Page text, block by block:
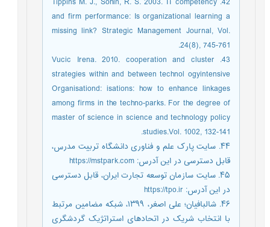
and firm performance: Is organizational learning a
missing link? Strategic Management Journal, Vol.
24(8), 745-761.
43. Vucic Irena. 2010. cooperation and cluster
strategies within and between technol ogyintensive
Organisationd: isations: how to enhance linkages
among firms in the techno-parks. For the degree of
master of science in science and technology policy
studies.Vol. 1002, 132-141.
۴۴. سایت پارک علم و فناوری دانشگاه تربیت مدرس،
قابل دسترسی در این آدرس: https://mstpark.com
۴۵. سایت سازمان توسعه تجارت ایران، قابل دسترسی
در این آدرس: https://tpo.ir
۴۶. شالبافیان؛ علی اصغر، ۱۳۹۹، شبکه مضامین مرتبط
با انتخاب شریک در اتحادهای استراتژیک گردشگری